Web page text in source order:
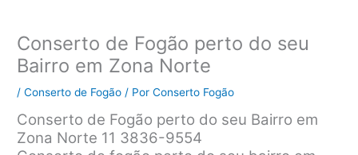
Conserto de Fogão perto do seu
Bairro em Zona Norte
/Conserto de Fogão / PorConserto Fogão
Conserto de Fogão perto do seu Bairro em
Zona Norte 11 3836-9554